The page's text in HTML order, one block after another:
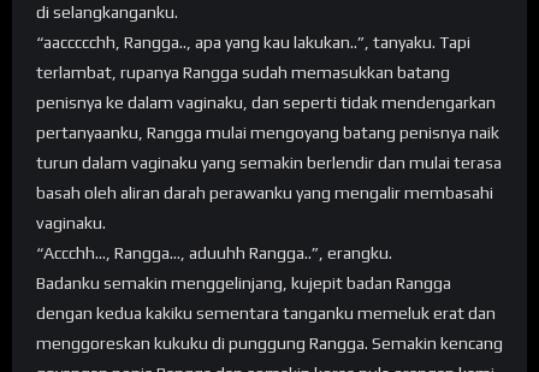
di selangkanganku.
“aaccccchh, Rangga.., apa yang kau lakukan..”, tanyaku. Tapi
terlambat, rupanya Rangga sudah memasukkan batang
penisnya ke dalam vaginaku, dan seperti tidak mendengarkan
pertanyaanku, Rangga mulai mengoyang batang penisnya naik
turun dalam vaginaku yang semakin berlendir dan mulai terasa
basah oleh aliran darah perawanku yang mengalir membasahi
vaginaku.
“Accchh…, Rangga…, aduuhh Rangga..”, erangku.
Badanku semakin menggelinjang, kujepit badan Rangga
dengan kedua kakiku sementara tanganku memeluk erat dan
menggoreskan kukuku di punggung Rangga. Semakin kencang